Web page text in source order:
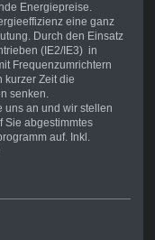
Energiepreise.
eine ganz
Durch den Einsatz
(IE2/IE3) in
Frequenzumrichtern
kurzer Zeit die
senken.
uns an und wir stellen
Sie abgestimmtes
auf. Inkl.